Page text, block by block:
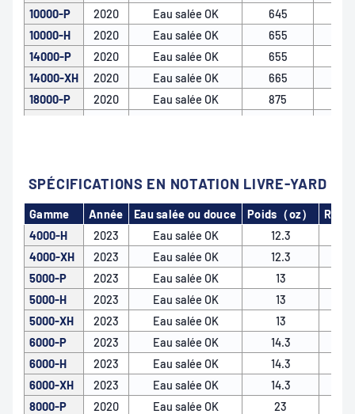
10000-P
2020 Eau salée OK
645
10000-H
2020 Eau salée OK
655
14000-P
2020 Eau salée OK
655
14000-XH
2020 Eau salée OK
665
18000-P
2020 Eau salée OK
875
SPÉCIFICATIONS EN NOTATION LIVRE-YARD
Gamme Année Eau salée ou douce Poids（oz）
Ratio
4000-H
2023 Eau salée OK
12.3
4000-XH
2023 Eau salée OK
12.3
5000-P
2023 Eau salée OK
13
5000-H
2023 Eau salée OK
13
5000-XH
2023 Eau salée OK
13
6000-P
2023 Eau salée OK
14.3
6000-H
2023 Eau salée OK
14.3
6000-XH
2023 Eau salée OK
14.3
8000-P
2020 Eau salée OK
23